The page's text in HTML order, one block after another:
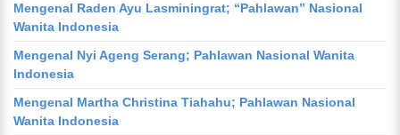
Mengenal Raden Ayu Lasminingrat; “Pahlawan” Nasional
Wanita Indonesia
Mengenal Nyi Ageng Serang; Pahlawan Nasional Wanita
Indonesia
Mengenal Martha Christina Tiahahu; Pahlawan Nasional
Wanita Indonesia